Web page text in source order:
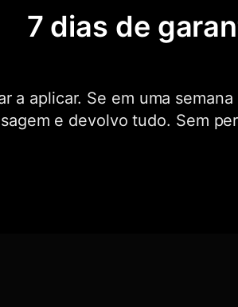
7 dias de
a aplicar. Se em uma
e devolvo tudo. Sem